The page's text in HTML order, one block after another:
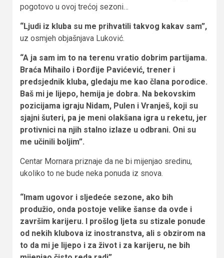
pogotovo u ovoj trećoj sezoni…
“Ljudi iz kluba su me prihvatili takvog kakav sam”,
uz osmjeh objašnjava Luković.
“A ja sam im to na terenu vratio dobrim partijama.
Braća Mihailo i Đorđije Pavićević, trener i
predsjednik kluba, gledaju me kao člana porodice.
Baš mi je lijepo, hemija je dobra. Na bekovskim
pozicijama igraju Nidam, Pulen i Vranješ, koji su
sjajni šuteri, pa je meni olakšana igra u reketu, jer
protivnici na njih stalno izlaze u odbrani. Oni su
me učinili boljim”.
Centar Mornara priznaje da ne bi mijenjao sredinu,
ukoliko to ne bude neka ponuda iz snova.
“Imam ugovor i sljedeće sezone, ako bih
produžio, onda postoje velike šanse da ovde i
završim karijeru. I prošlog ljeta su stizale ponude
od nekih klubova iz inostranstva, ali s obzirom na
to da mi je lijepo i za život i za karijeru, ne bih